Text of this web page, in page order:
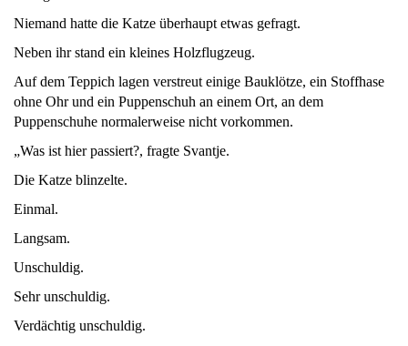
Niemand hatte die Katze überhaupt etwas gefragt.
Neben ihr stand ein kleines Holzflugzeug.
Auf dem Teppich lagen verstreut einige Bauklötze, ein Stoffhase
ohne Ohr und ein Puppenschuh an einem Ort, an dem
Puppenschuhe normalerweise nicht vorkommen.
„Was ist hier passiert?, fragte Svantje.
Die Katze blinzelte.
Einmal.
Langsam.
Unschuldig.
Sehr unschuldig.
Verdächtig unschuldig.